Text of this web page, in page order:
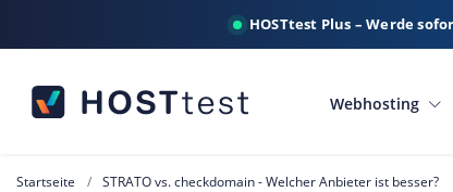
HOSTtest Plus – Werde
Webhosting
Startseite STRATO vs. checkdomain - Welcher Anbieter ist besser?